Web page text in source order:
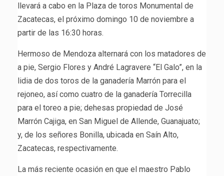
llevará a cabo en la Plaza de toros Monumental de
Zacatecas, el próximo domingo 10 de noviembre a
partir de las 16:30 horas.
Hermoso de Mendoza alternará con los matadores de
a pie, Sergio Flores y André Lagravere “El Galo”, en la
lidia de dos toros de la ganadería Marrón para el
rejoneo, así como cuatro de la ganadería Torrecilla
para el toreo a pie; dehesas propiedad de José
Marrón Cajiga, en San Miguel de Allende, Guanajuato;
y, de los señores Bonilla, ubicada en Saín Alto,
Zacatecas, respectivamente.
La más reciente ocasión en que el maestro Pablo